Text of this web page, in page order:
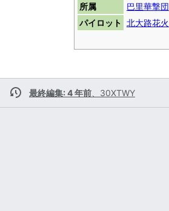
所属
巴里華撃団
パイロット 北大路花火
最終編集: 4 年前 30XTWY